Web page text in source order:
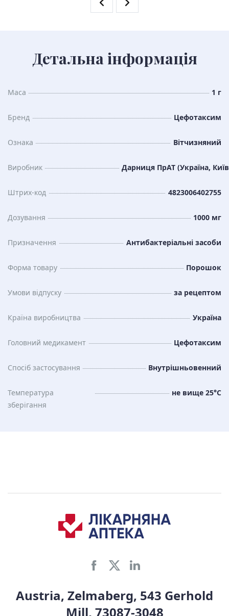
Детальна інформація
Маса 1 г
Бренд Цефотаксим
Ознака Вітчизняний
Виробник Дарниця ПрАТ (Україна,
Штрих-код 4823006402755
Дозування 1000 мг
Призначення Антибактеріальні засоби
Форма товару Порошок
Умови відпуску за рецептом
Країна виробництва Україна
Головний медикамент Цефотаксим
Спосіб застосування Внутрішньовенний
Температура
зберiгання
не вище 25°C
Austria, Zelmaberg, 543 Gerhold
Mill, 73087-3048